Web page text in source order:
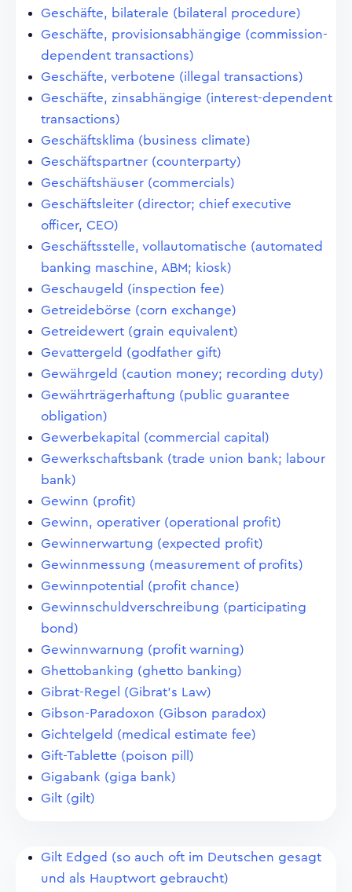
Geschäfte, bilaterale (bilateral procedure)
Geschäfte, provisionsabhängige (commission-
dependent transactions)
Geschäfte, verbotene (illegal transactions)
Geschäfte, zinsabhängige (interest-dependent
transactions)
Geschäftsklima (business climate)
Geschäftspartner (counterparty)
Geschäftshäuser (commercials)
Geschäftsleiter (director; chief executive
officer, CEO)
Geschäftsstelle, vollautomatische (automated
banking maschine, ABM; kiosk)
Geschaugeld (inspection fee)
Getreidebörse (corn exchange)
Getreidewert (grain equivalent)
Gevattergeld (godfather gift)
Gewährgeld (caution money; recording duty)
Gewährträgerhaftung (public guarantee
obligation)
Gewerbekapital (commercial capital)
Gewerkschaftsbank (trade union bank; labour
bank)
Gewinn (profit)
Gewinn, operativer (operational profit)
Gewinnerwartung (expected profit)
Gewinnmessung (measurement of profits)
Gewinnpotential (profit chance)
Gewinnschuldverschreibung (participating
bond)
Gewinnwarnung (profit warning)
Ghettobanking (ghetto banking)
Gibrat-Regel (Gibrat's Law)
Gibson-Paradoxon (Gibson paradox)
Gichtelgeld (medical estimate fee)
Gift-Tablette (poison pill)
Gigabank (giga bank)
Gilt (gilt)
Gilt Edged (so auch oft im Deutschen gesagt
und als Hauptwort gebraucht)